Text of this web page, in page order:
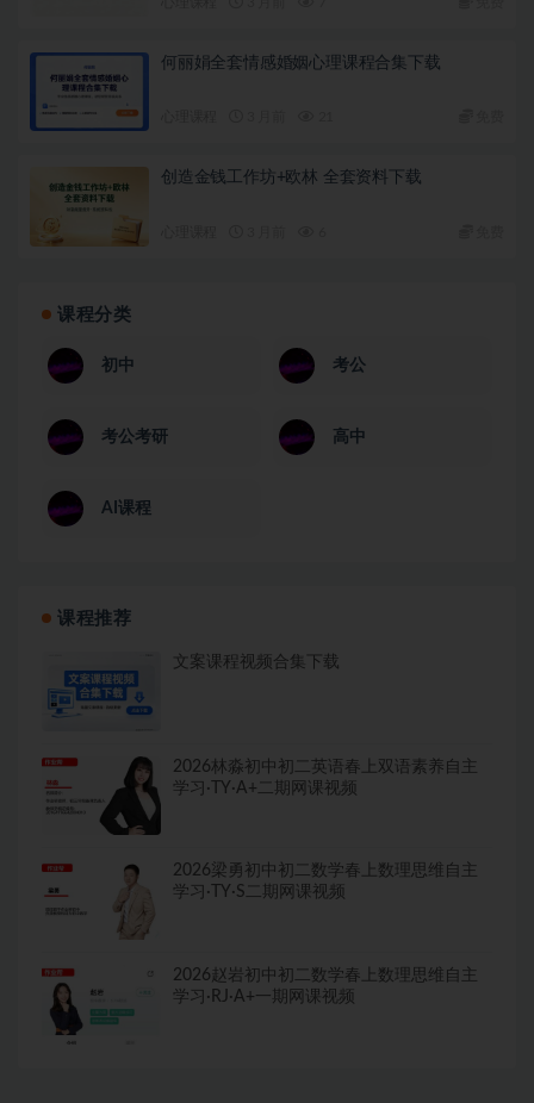
何丽娟全套情感婚姻心理课程合集下载
创造金钱工作坊+欧林 全套资料下载
课程分类
初中 考公
考公考研 高中
AI课程
课程推荐
文案课程视频合集下载
2026林淼初中初二英语春上双语素养自主
学习·TY·A+二期网课视频
2026梁勇初中初二数学春上数理思维自主
学习·TY·S二期网课视频
2026赵岩初中初二数学春上数理思维自主
学习·RJ·A+一期网课视频